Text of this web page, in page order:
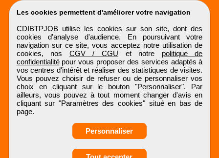
Obtenir ses
Les cookies permettent d'améliorer votre navigation
CDIBTPJOB utilise les cookies sur son site, dont des
cookies d'analyse d'audience. En poursuivant votre
navigation sur ce site, vous acceptez notre utilisation de
cookies, nos CGV / CGU et notre politique de
confidentialitépour vous proposer des services adaptés à
vos centres d'intérêt et réaliser des statistiques de visites.
Vous pouvez choisir de refuser ou de personnaliser vos
choix en cliquant sur le bouton "Personnaliser". Par
ailleurs, vous pouvez à tout moment changer d'avis en
cliquant sur "Paramètres des cookies" situé en bas de
page.
Personnaliser